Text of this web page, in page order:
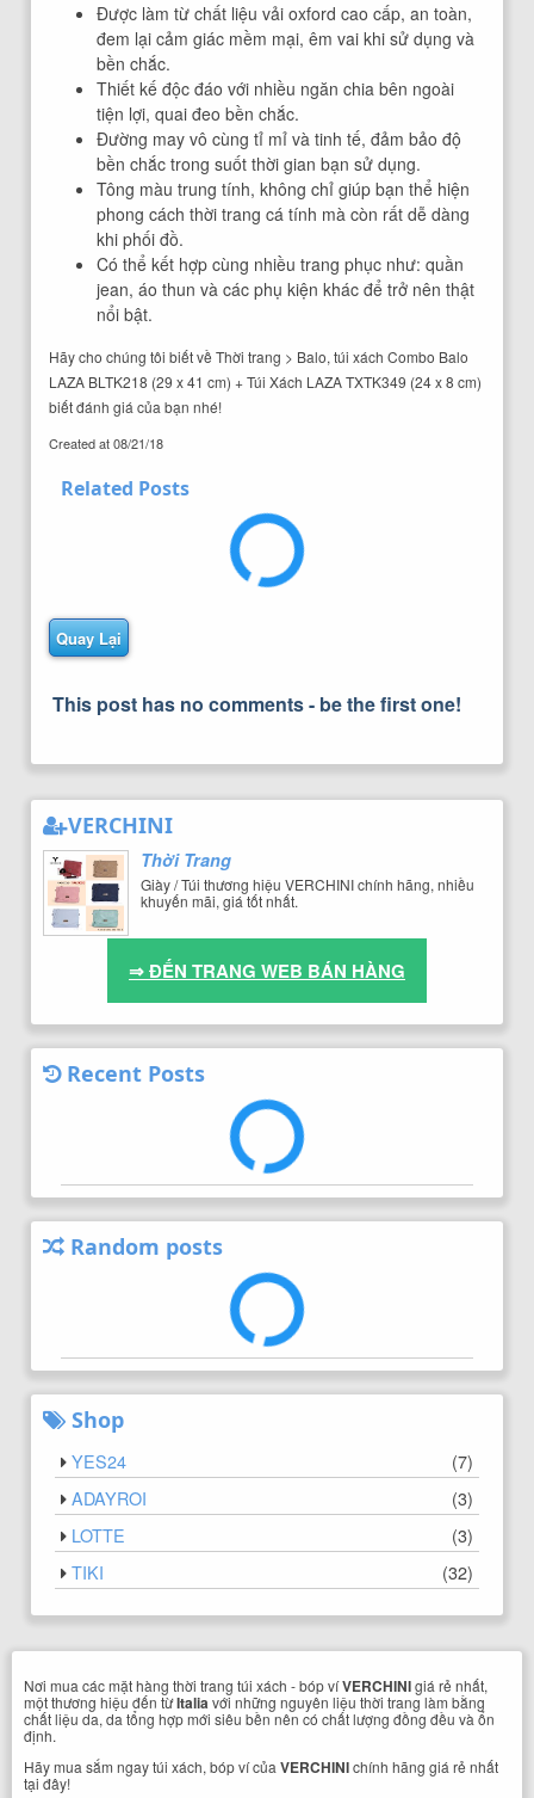
Được làm từ chất liệu vải oxford cao cấp, an toàn,
đem lại cảm giác mềm mại, êm vai khi sử dụng và
bền chắc.
Thiết kế độc đáo với nhiều ngăn chia bên ngoài
tiện lợi, quai đeo bền chắc.
Đường may vô cùng tỉ mỉ và tinh tế, đảm bảo độ
bền chắc trong suốt thời gian bạn sử dụng.
Tông màu trung tính, không chỉ giúp bạn thể hiện
phong cách thời trang cá tính mà còn rất dễ dàng
khi phối đồ.
Có thể kết hợp cùng nhiều trang phục như: quần
jean, áo thun và các phụ kiện khác để trở nên thật
nổi bật.
Hãy cho chúng tôi biết về Thời trang > Balo, túi xách Combo Balo
LAZA BLTK218 (29 x 41 cm) + Túi Xách LAZA TXTK349 (24 x 8 cm)
biết đánh giá của bạn nhé!
Created at08/21/18
Related Posts
Quay Lại
This post has no comments - be the first one!
VERCHINI
Thời Trang
Giày / Túi thương hiệu VERCHINI chính hãng, nhiều
khuyến mãi, giá tốt nhất.
⇒ ĐẾN TRANG WEB BÁN HÀNG
Recent Posts
Random posts
Shop
YES24 (7)
ADAYROI
(3)
LOTTE
(3)
TIKI
(32)
Nơi mua các mặt hàng thời trang túi xách - bóp víVERCHINIgiá rẻ nhất,
một thương hiệu đến từItaliavới những nguyên liệu thời trang làm bằng
chất liệu da, da tổng hợp mới siêu bền nên có chất lượng đồng đều và ổn
định.
Hãy mua sắm ngay túi xách, bóp ví của VERCHINIchính hãng giá rẻ nhất
tại đây!